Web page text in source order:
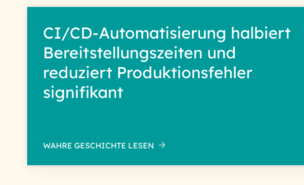
CI/CD-Automatisierung halbiert
Bereitstellungszeiten und
reduziert Produktionsfehler
signifikant
WAHRE GESCHICHTE LESEN